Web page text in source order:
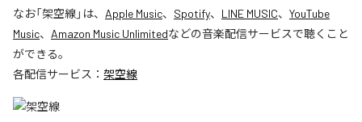
なお「架空線」は、 Apple Music、 Spotify、 LINE MUSIC、 YouTube
Music、 Amazon Music Unlimitedなどの音楽配信サービスで聴くこと
ができる。
各配信サービス： 架空線